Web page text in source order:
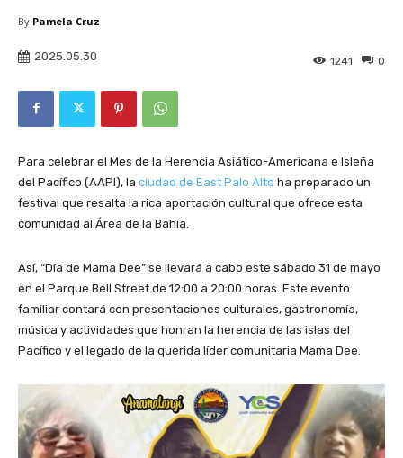
By Pamela Cruz
2025.05.30 0
1241
Para celebrar el Mes de la Herencia Asiático-Americana e Isleña
del Pacífico (AAPI), la ciudad de East Palo Alto ha preparado un
festival que resalta la rica aportación cultural que ofrece esta
comunidad al Área de la Bahía.
Así, “Día de Mama Dee” se llevará a cabo este sábado 31 de mayo
en el Parque Bell Street de 12:00 a 20:00 horas. Este evento
familiar contará con presentaciones culturales, gastronomía,
música y actividades que honran la herencia de las islas del
Pacífico y el legado de la querida líder comunitaria Mama Dee.